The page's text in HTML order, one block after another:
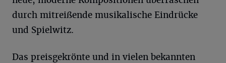
durch mitreißende musikalische Eindrücke
und Spielwitz.
Das preisgekrönte und in vielen bekannten